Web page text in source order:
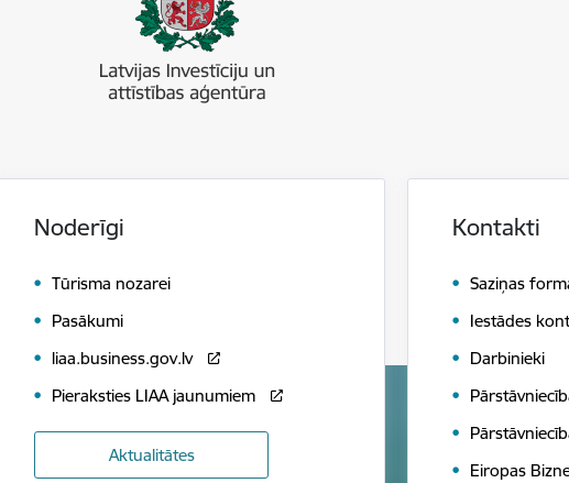
Noderīgi
Tūrisma nozarei
Pasākumi
liaa.business.gov.lv
Pieraksties LIAA jaunumiem
Aktualitātes
Kontakti
Saziņas
Iestādes
Darbinieki
Eiropas